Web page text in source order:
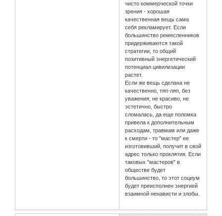
чисто коммерческой точки
зрения - хорошая
качественная вещь сама
себя рекламирует. Если
большинство ремесленников
придерживаются такой
стратегии, то общий
позитивный энергетический
потенциал цивилизации
растет.
Если же вещь сделана не
качественно, тяп-ляп, без
уважения, не красиво, не
эстетично, быстро
сломалась, да еще поломка
привела к дополнительным
расходам, травмам или даже
к смерти - то "мастер" ее
изготовивший, получит в свой
адрес только проклятия. Если
таковых "мастеров" в
обществе будет
большинство, то этот социум
будет преисполнен энергией
взаимной ненависти и злобы.